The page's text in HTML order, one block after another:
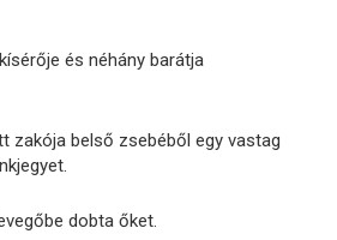
és néhány barátja
zakója belső zsebéből egy vastag
dobta őket.